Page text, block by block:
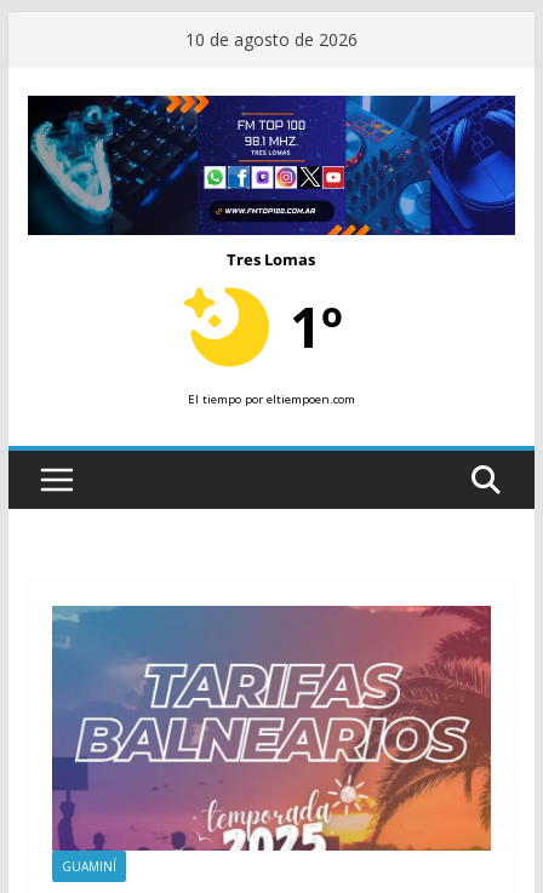
contenido
10 de agosto de 2026
Tres Lomas
1º
El tiempopor eltiempoen.com
GUAMINÍ